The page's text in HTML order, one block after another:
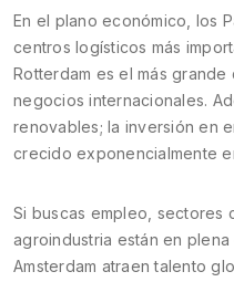
En el plano económico, los
centros logísticos más
Rotterdam es el más
negocios internacionales.
renovables; la inversión en
crecido exponencialmente
Si buscas empleo, sectores
agroindustria están en
Amsterdam atraen talento